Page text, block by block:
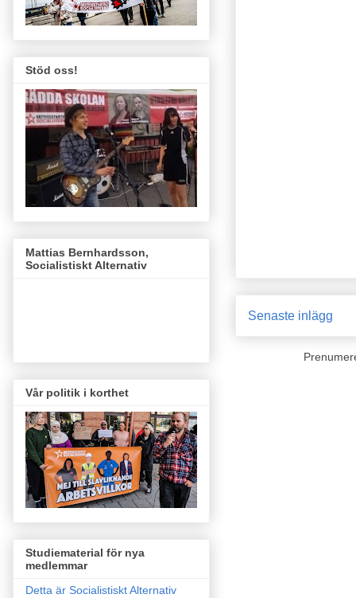
Senaste inlägg
Stöd oss!
Mattias Bernhardsson,
Socialistiskt Alternativ
Vår politik i korthet
Studiematerial för nya
medlemmar
Detta är Socialistiskt Alternativ